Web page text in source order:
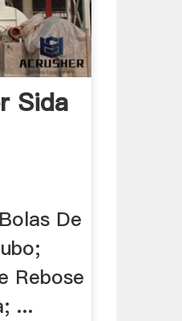
Sida
De
Rebose
...